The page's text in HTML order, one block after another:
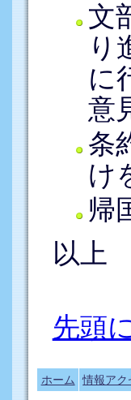
文
り
に
意
条
け
帰
以上
先頭
ホーム 情報アク